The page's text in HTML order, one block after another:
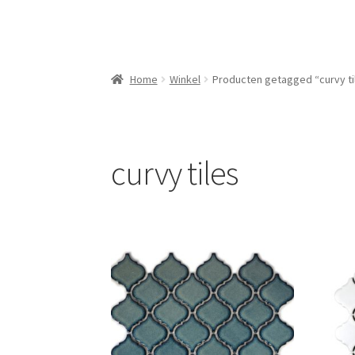
Home Winkel Producten getagged “curvy
curvy tiles